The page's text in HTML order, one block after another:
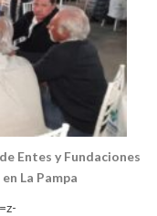
Entes y Fundaciones
La Pampa